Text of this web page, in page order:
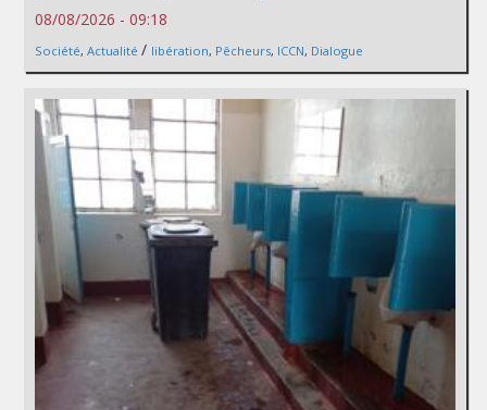
08/08/2026 - 09:18
Société, Actualité / libération, Pêcheurs, ICCN, Dialogue